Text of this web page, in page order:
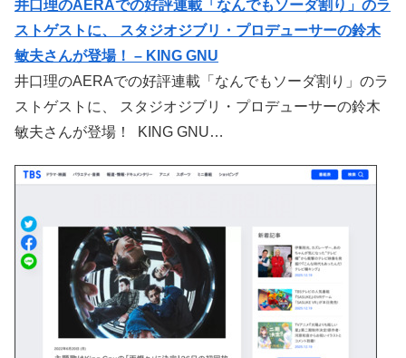
井口理のAERAでの好評連載「なんでもソーダ割り」のラ
ストゲストに、 スタジオジブリ・プロデューサーの鈴木
敏夫さんが登場！ – KING GNU
井口理のAERAでの好評連載「なんでもソーダ割り」のラ
ストゲストに、 スタジオジブリ・プロデューサーの鈴木
敏夫さんが登場！ KING GNU…